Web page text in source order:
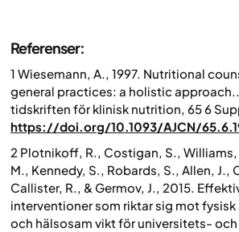
Referenser:
1 Wiesemann, A., 1997. Nutritional
general practices: a holistic approach..
tidskriften för klinisk nutrition , 65 6
https://doi.org/10.1093/AJCN/
2 Plotnikoff, R., Costigan, S.,
M., Kennedy, S., Robards, S., Allen, J.,
Callister, R., & Germov, J., 2015.
interventioner som riktar sig mot
och hälsosam vikt för universitets- och